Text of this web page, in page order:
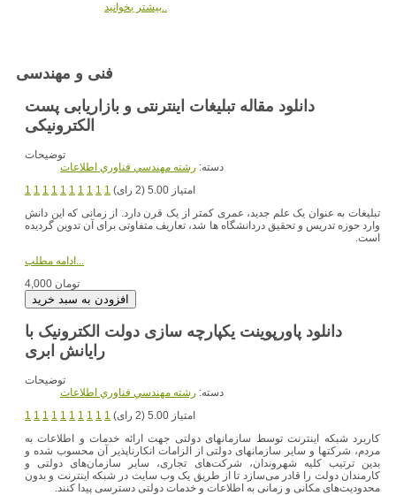
بیشتر بخوانید..
فنی و مهندسی
دانلود مقاله تبلیغات اینترنتی و بازاریابی پست
الکترونیکی
توضیحات
دسته: رشته مهندسي فناوري اطلاعات
1 1 1 1 1 1 1 1 1 1
امتیاز 5.00 (2 رای)
تبلیغات به عنوان یک علم جدید، عمری کمتر از یک قرن دارد. از زمانی که این دانش
وارد حوزه تدریس و تحقیق دردانشگاه ها شد، تعاریف متفاوتی برای آن تدوین گردیده
است.
ادامه مطلب...
4,000 تومان
دانلود پاورپوینت یکپارچه سازی دولت الکترونیک با
توضیحات
دسته: رشته مهندسي فناوري اطلاعات
1 1 1 1 1 1 1 1 1 1
امتیاز 5.00 (2 رای)
کاربرد شبکه اینترنت توسط سازمانهای دولتی جهت ارائه خدمات و اطلاعات به
مردم، شرکتها و سایر سازمانهای دولتی از الزامات انکارناپذیر آن محسوب شده و
بدین ترتیب کلیه شهروندان، شرکت‌های تجاری، سایر سازمان‌های دولتی و
کارمندان دولت را قادر می‌سازد تا از طریق یک وب سایت در شبکه اینترنت و بدون
محدودیت‌های مکانی و زمانی به اطلاعات و خدمات دولتی دسترسی پیدا کنند.